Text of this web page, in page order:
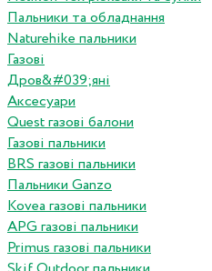
Пальники та обладнання
Naturehike пальники
Газові
Дров&#039;яні
Аксесуари
Quest газові балони
Газові пальники
BRS газові пальники
Пальники Ganzo
Kovea газові пальники
APG газові пальники
Primus газові пальники